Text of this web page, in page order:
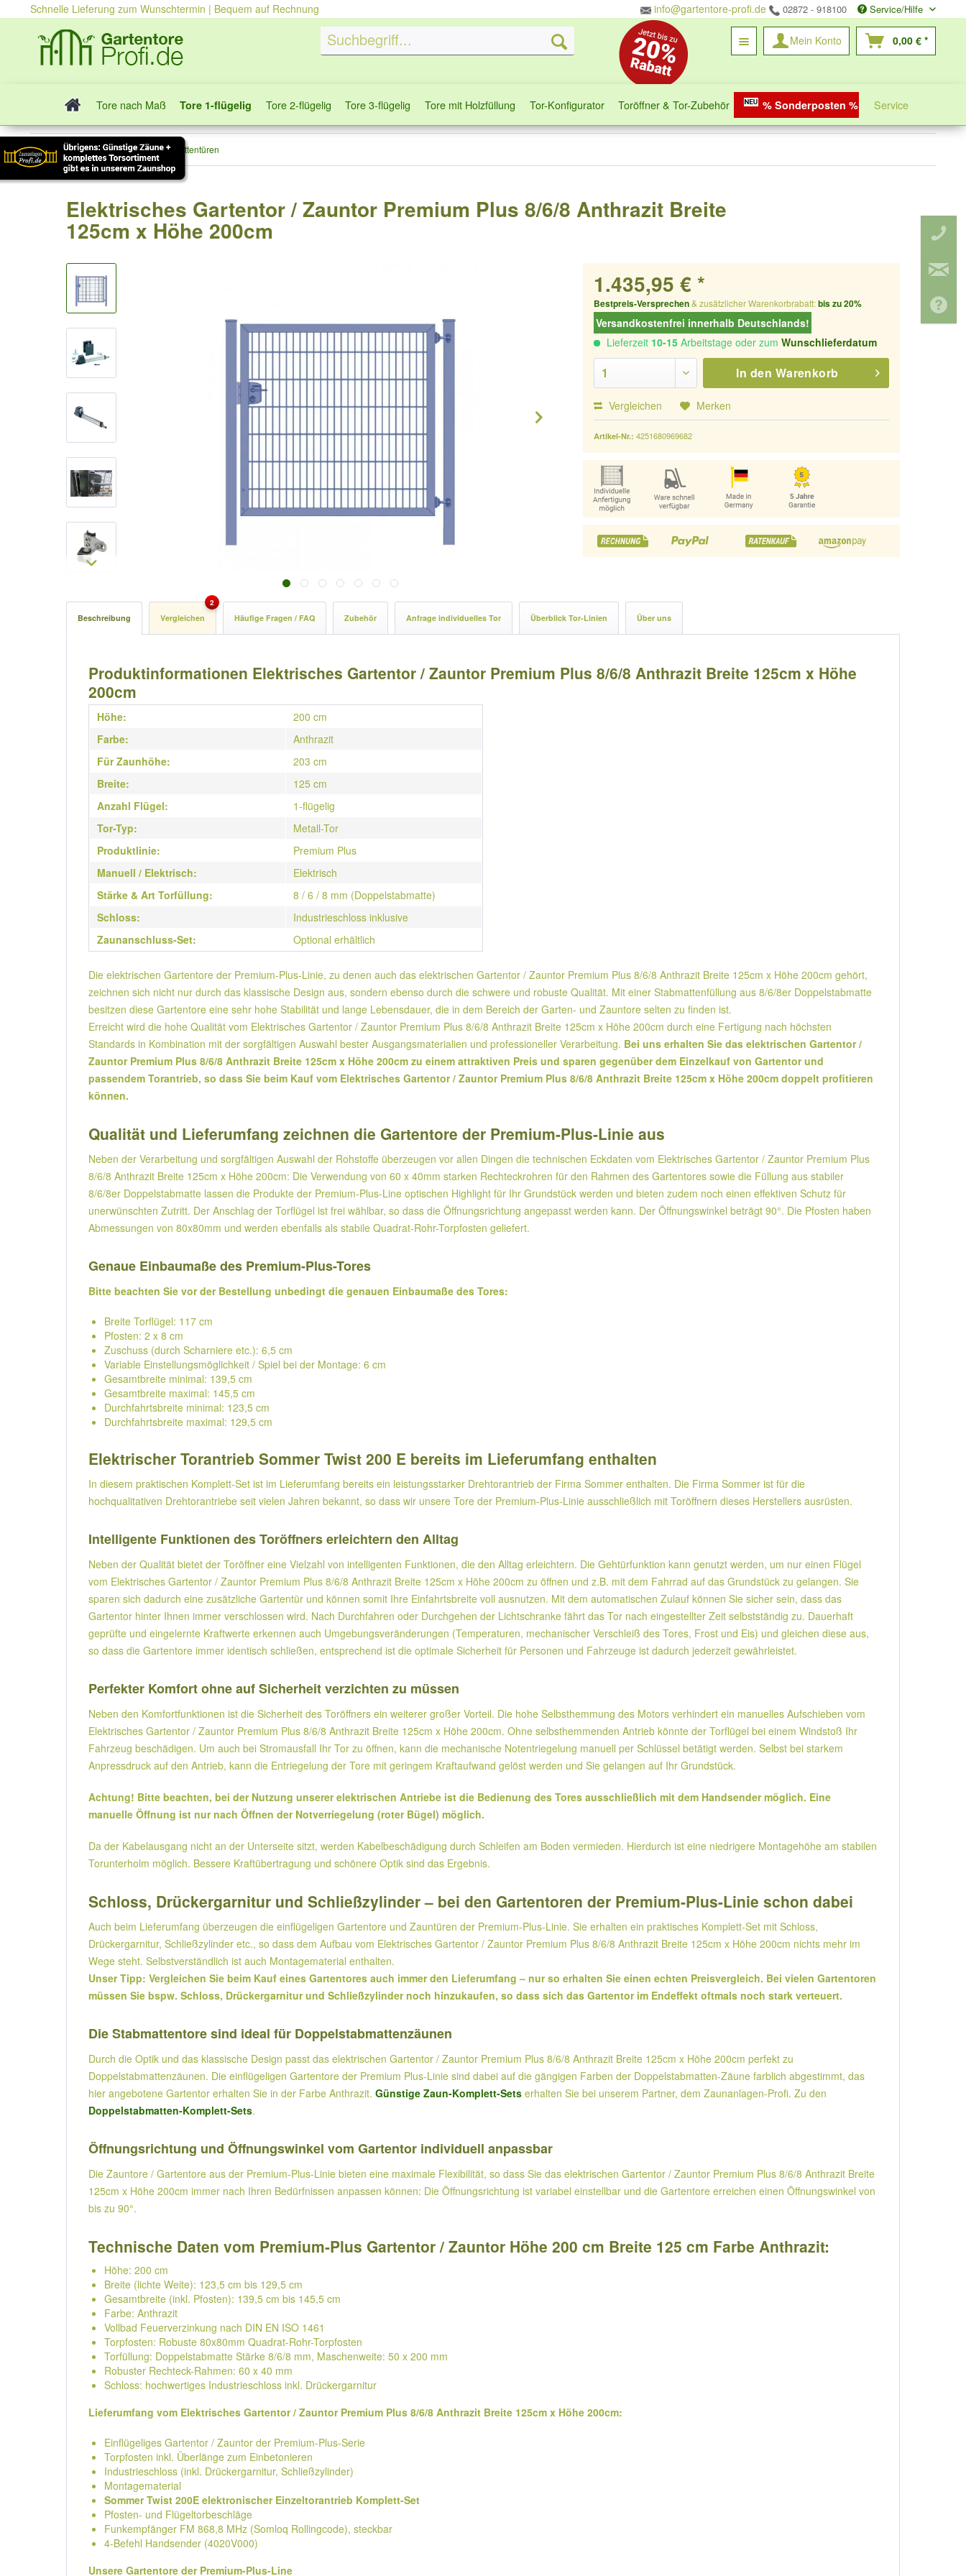
Schnelle Lieferung zum Wunschtermin | Bequem auf Rechnung info@gartentore-profi.de 02872 - 918100 Service/Hilfe
Mein Konto 0,00 € *
Tore nach Maß Tore 1-flügelig Tore 2-flügelig Tore 3-flügelig Tore mit Holzfüllung Tor-Konfigurator Toröffner & Tor-Zubehör % Sonderposten % Service
Tore 1-flügelig Stabmattentüren
Elektrisches Gartentor / Zauntor Premium Plus 8/6/8 Anthrazit Breite
125cm x Höhe 200cm
1.435,95 € *
Bestpreis-Versprechen& zusätzlicher Warenkorbrabatt:bis zu 20%
Versandkostenfrei innerhalb Deutschlands!
Lieferzeit 10-15 Arbeitstage oder zumWunschlieferdatum
In den Warenkorb
Vergleichen Merken
Artikel-Nr.:4251680969682
Beschreibung Vergleichen
2
Häufige Fragen / FAQ Zubehör Anfrage individuelles Tor Überblick Tor-Linien Über uns
Produktinformationen Elektrisches Gartentor / Zauntor Premium Plus 8/6/8 Anthrazit Breite 125cm x Höhe
200cm
Höhe:
200 cm
Farbe:
Anthrazit
Für Zaunhöhe:
203 cm
Breite:
125 cm
Anzahl Flügel:
1-flügelig
Tor-Typ:
Metall-Tor
Produktlinie:
Premium Plus
Manuell / Elektrisch:
Elektrisch
Stärke & Art Torfüllung:
8 / 6 / 8 mm (Doppelstabmatte)
Schloss:
Industrieschloss inklusive
Zaunanschluss-Set:
Optional erhältlich
Die elektrischen Gartentore der Premium-Plus-Linie, zu denen auch das elektrischen Gartentor / Zauntor Premium Plus 8/6/8 Anthrazit Breite 125cm x Höhe 200cm gehört,
zeichnen sich nicht nur durch das klassische Design aus, sondern ebenso durch die schwere und robuste Qualität. Mit einer Stabmattenfüllung aus 8/6/8er Doppelstabmatte
besitzen diese Gartentore eine sehr hohe Stabilität und lange Lebensdauer, die in dem Bereich der Garten- und Zauntore selten zu finden ist.
Erreicht wird die hohe Qualität vom Elektrisches Gartentor / Zauntor Premium Plus 8/6/8 Anthrazit Breite 125cm x Höhe 200cm durch eine Fertigung nach höchsten
Standards in Kombination mit der sorgfältigen Auswahl bester Ausgangsmaterialien und professioneller Verarbeitung. Bei uns erhalten Sie das elektrischen Gartentor /
Zauntor Premium Plus 8/6/8 Anthrazit Breite 125cm x Höhe 200cm zu einem attraktiven Preis und sparen gegenüber dem Einzelkauf von Gartentor und
passendem Torantrieb, so dass Sie beim Kauf vom Elektrisches Gartentor / Zauntor Premium Plus 8/6/8 Anthrazit Breite 125cm x Höhe 200cm doppelt profitieren
können.
Qualität und Lieferumfang zeichnen die Gartentore der Premium-Plus-Linie aus
Neben der Verarbeitung und sorgfältigen Auswahl der Rohstoffe überzeugen vor allen Dingen die technischen Eckdaten vom Elektrisches Gartentor / Zauntor Premium Plus
8/6/8 Anthrazit Breite 125cm x Höhe 200cm: Die Verwendung von 60 x 40mm starken Rechteckrohren für den Rahmen des Gartentores sowie die Füllung aus stabiler
8/6/8er Doppelstabmatte lassen die Produkte der Premium-Plus-Line optischen Highlight für Ihr Grundstück werden und bieten zudem noch einen effektiven Schutz für
unerwünschten Zutritt. Der Anschlag der Torflügel ist frei wählbar, so dass die Öffnungsrichtung angepasst werden kann. Der Öffnungswinkel beträgt 90°. Die Pfosten haben
Abmessungen von 80x80mm und werden ebenfalls als stabile Quadrat-Rohr-Torpfosten geliefert.
Genaue Einbaumaße des Premium-Plus-Tores
Bitte beachten Sie vor der Bestellung unbedingt die genauen Einbaumaße des Tores:
Breite Torflügel: 117 cm
Pfosten: 2 x 8 cm
Zuschuss (durch Scharniere etc.): 6,5 cm
Variable Einstellungsmöglichkeit / Spiel bei der Montage: 6 cm
Gesamtbreite minimal: 139,5 cm
Gesamtbreite maximal: 145,5 cm
Durchfahrtsbreite minimal: 123,5 cm
Durchfahrtsbreite maximal: 129,5 cm
Elektrischer Torantrieb Sommer Twist 200 E bereits im Lieferumfang enthalten
In diesem praktischen Komplett-Set ist im Lieferumfang bereits ein leistungsstarker Drehtorantrieb der Firma Sommer enthalten. Die Firma Sommer ist für die
hochqualitativen Drehtorantriebe seit vielen Jahren bekannt, so dass wir unsere Tore der Premium-Plus-Linie ausschließlich mit Toröffnern dieses Herstellers ausrüsten.
Intelligente Funktionen des Toröffners erleichtern den Alltag
Neben der Qualität bietet der Toröffner eine Vielzahl von intelligenten Funktionen, die den Alltag erleichtern. Die Gehtürfunktion kann genutzt werden, um nur einen Flügel
vom Elektrisches Gartentor / Zauntor Premium Plus 8/6/8 Anthrazit Breite 125cm x Höhe 200cm zu öffnen und z.B. mit dem Fahrrad auf das Grundstück zu gelangen. Sie
sparen sich dadurch eine zusätzliche Gartentür und können somit Ihre Einfahrtsbreite voll ausnutzen. Mit dem automatischen Zulauf können Sie sicher sein, dass das
Gartentor hinter Ihnen immer verschlossen wird. Nach Durchfahren oder Durchgehen der Lichtschranke fährt das Tor nach eingestellter Zeit selbstständig zu. Dauerhaft
geprüfte und eingelernte Kraftwerte erkennen auch Umgebungsveränderungen (Temperaturen, mechanischer Verschleiß des Tores, Frost und Eis) und gleichen diese aus,
so dass die Gartentore immer identisch schließen, entsprechend ist die optimale Sicherheit für Personen und Fahrzeuge ist dadurch jederzeit gewährleistet.
Perfekter Komfort ohne auf Sicherheit verzichten zu müssen
Neben den Komfortfunktionen ist die Sicherheit des Toröffners ein weiterer großer Vorteil. Die hohe Selbsthemmung des Motors verhindert ein manuelles Aufschieben vom
Elektrisches Gartentor / Zauntor Premium Plus 8/6/8 Anthrazit Breite 125cm x Höhe 200cm. Ohne selbsthemmenden Antrieb könnte der Torflügel bei einem Windstoß Ihr
Fahrzeug beschädigen. Um auch bei Stromausfall Ihr Tor zu öffnen, kann die mechanische Notentriegelung manuell per Schlüssel betätigt werden. Selbst bei starkem
Anpressdruck auf den Antrieb, kann die Entriegelung der Tore mit geringem Kraftaufwand gelöst werden und Sie gelangen auf Ihr Grundstück.
Achtung! Bitte beachten, bei der Nutzung unserer elektrischen Antriebe ist die Bedienung des Tores ausschließlich mit dem Handsender möglich. Eine
manuelle Öffnung ist nur nach Öffnen der Notverriegelung (roter Bügel) möglich.
Da der Kabelausgang nicht an der Unterseite sitzt, werden Kabelbeschädigung durch Schleifen am Boden vermieden. Hierdurch ist eine niedrigere Montagehöhe am stabilen
Torunterholm möglich. Bessere Kraftübertragung und schönere Optik sind das Ergebnis.
Schloss, Drückergarnitur und Schließzylinder – bei den Gartentoren der Premium-Plus-Linie schon dabei
Auch beim Lieferumfang überzeugen die einflügeligen Gartentore und Zauntüren der Premium-Plus-Linie. Sie erhalten ein praktisches Komplett-Set mit Schloss,
Drückergarnitur, Schließzylinder etc., so dass dem Aufbau vom Elektrisches Gartentor / Zauntor Premium Plus 8/6/8 Anthrazit Breite 125cm x Höhe 200cm nichts mehr im
Wege steht. Selbstverständlich ist auch Montagematerial enthalten.
Unser Tipp: Vergleichen Sie beim Kauf eines Gartentores auch immer den Lieferumfang – nur so erhalten Sie einen echten Preisvergleich. Bei vielen Gartentoren
müssen Sie bspw. Schloss, Drückergarnitur und Schließzylinder noch hinzukaufen, so dass sich das Gartentor im Endeffekt oftmals noch stark verteuert.
Die Stabmattentore sind ideal für Doppelstabmattenzäunen
Durch die Optik und das klassische Design passt das elektrischen Gartentor / Zauntor Premium Plus 8/6/8 Anthrazit Breite 125cm x Höhe 200cm perfekt zu
Doppelstabmattenzäunen. Die einflügeligen Gartentore der Premium Plus-Linie sind dabei auf die gängigen Farben der Doppelstabmatten-Zäune farblich abgestimmt, das
hier angebotene Gartentor erhalten Sie in der Farbe Anthrazit. Günstige Zaun-Komplett-Sets erhalten Sie bei unserem Partner, dem Zaunanlagen-Profi. Zu den
Doppelstabmatten-Komplett-Sets.
Öffnungsrichtung und Öffnungswinkel vom Gartentor individuell anpassbar
Die Zauntore / Gartentore aus der Premium-Plus-Linie bieten eine maximale Flexibilität, so dass Sie das elektrischen Gartentor / Zauntor Premium Plus 8/6/8 Anthrazit Breite
125cm x Höhe 200cm immer nach Ihren Bedürfnissen anpassen können: Die Öffnungsrichtung ist variabel einstellbar und die Gartentore erreichen einen Öffnungswinkel von
bis zu 90°.
Technische Daten vom Premium-Plus Gartentor / Zauntor Höhe 200 cm Breite 125 cm Farbe Anthrazit:
Höhe: 200 cm
Breite (lichte Weite): 123,5 cm bis 129,5 cm
Gesamtbreite (inkl. Pfosten): 139,5 cm bis 145,5 cm
Farbe: Anthrazit
Vollbad Feuerverzinkung nach DIN EN ISO 1461
Torpfosten: Robuste 80x80mm Quadrat-Rohr-Torpfosten
Torfüllung: Doppelstabmatte Stärke 8/6/8 mm, Maschenweite: 50 x 200 mm
Robuster Rechteck-Rahmen: 60 x 40 mm
Schloss: hochwertiges Industrieschloss inkl. Drückergarnitur
Lieferumfang vom Elektrisches Gartentor / Zauntor Premium Plus 8/6/8 Anthrazit Breite 125cm x Höhe 200cm:
Einflügeliges Gartentor / Zauntor der Premium-Plus-Serie
Torpfosten inkl. Überlänge zum Einbetonieren
Industrieschloss (inkl. Drückergarnitur, Schließzylinder)
Montagematerial
Sommer Twist 200E elektronischer Einzeltorantrieb Komplett-Set
Pfosten- und Flügeltorbeschläge
Funkempfänger FM 868,8 MHz (Somloq Rollingcode), steckbar
4-Befehl Handsender (4020V000)
Unsere Gartentore der Premium-Plus-Line